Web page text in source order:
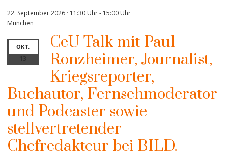
22. September 2026 · 11:30 Uhr- 15:00 Uhr
München
OKT.
13
CeU Talk mit Paul
Ronzheimer, Journalist,
Kriegsreporter,
Buchautor, Fernsehmoderator
und Podcaster sowie
stellvertretender
Chefredakteur bei BILD.